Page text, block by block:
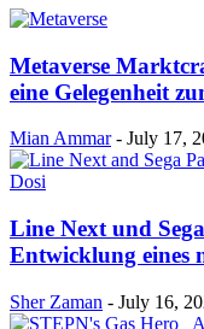
Metaverse
eine Gelegenheit
Mian Ammar - July 17,
Line Next und
Entwicklung eines
Sher Zaman - July 16,